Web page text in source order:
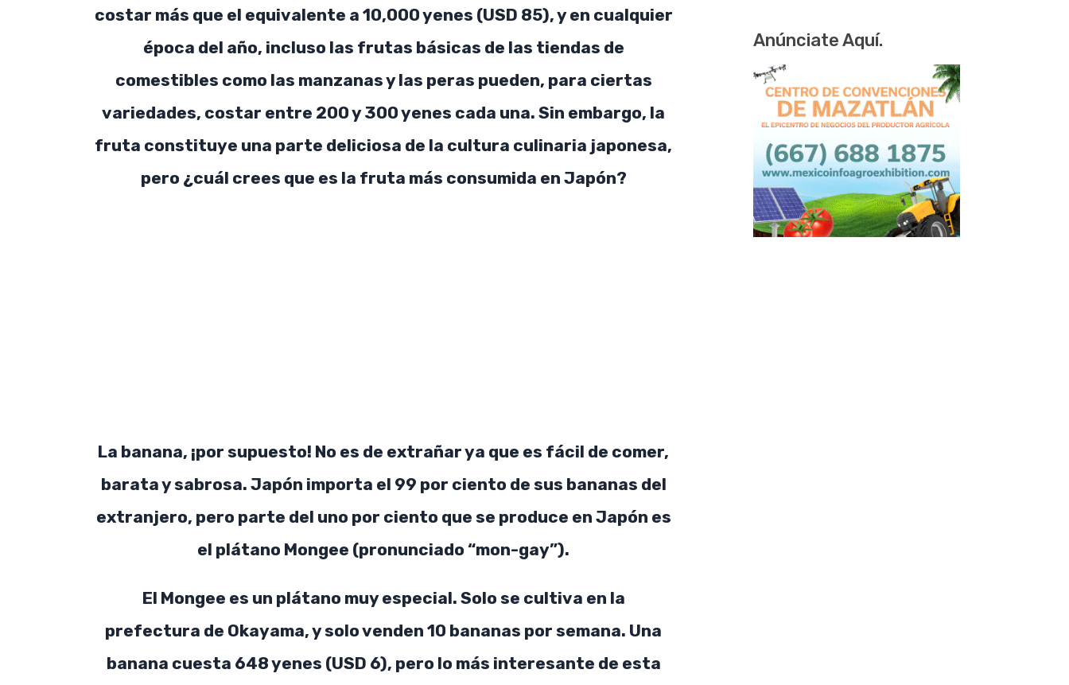
costar más que el equivalente a 10,000 yenes (USD 85), y en cualquier
época del año, incluso las frutas básicas de las tiendas de
comestibles como las manzanas y las peras pueden, para ciertas
variedades, costar entre 200 y 300 yenes cada una. Sin embargo, la
fruta constituye una parte deliciosa de la cultura culinaria japonesa,
pero ¿cuál crees que es la fruta más consumida en Japón?
La banana, ¡por supuesto! No es de extrañar ya que es fácil de comer,
barata y sabrosa. Japón importa el 99 por ciento de sus bananas del
extranjero, pero parte del uno por ciento que se produce en Japón es
el plátano Mongee (pronunciado “mon-gay”).
El Mongee es un plátano muy especial. Solo se cultiva en la
prefectura de Okayama, y ​​solo venden 10 bananas por semana. Una
banana cuesta 648 yenes (USD 6), pero lo más interesante de esta
Anúnciate Aquí.
SUBSCRIBE NOW